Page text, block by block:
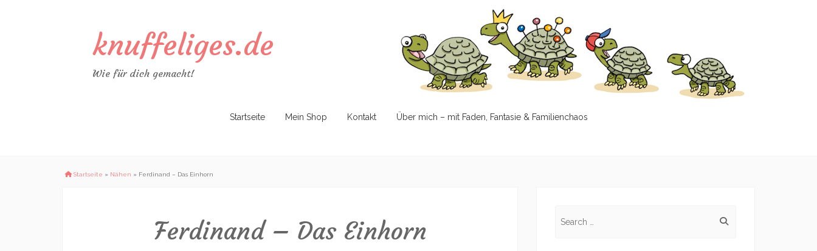
knuffeliges.de
Wie für dich gemacht!
Startseite Mein Shop Kontakt Über mich – mit Faden, Fantasie & Familienchaos
Startseite » Nähen » Ferdinand – Das Einhorn
Ferdinand – Das Einhorn